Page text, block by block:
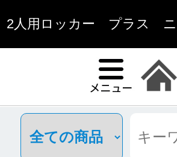
2人用ロッカー プラス ニ